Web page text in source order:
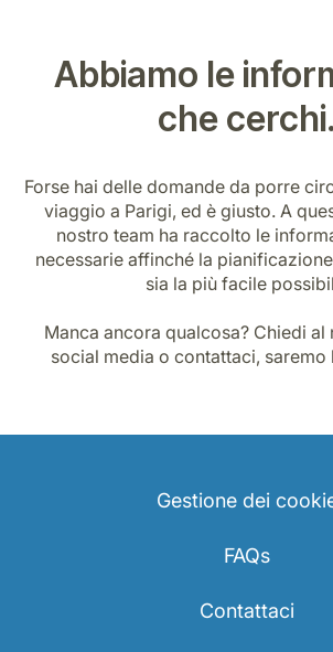
Abbiamo le
che cerchi.
Forse hai delle domande da porre
viaggio a Parigi, ed è giusto. A
nostro team ha raccolto le
necessarie affinché la
sia la più facile
Manca ancora qualcosa? Chiedi al
social media o contattaci, saremo
Gestione dei
FAQs
Contattaci